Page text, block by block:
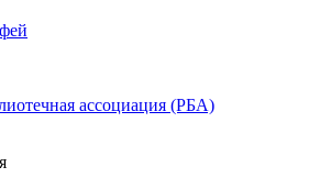
ассоциация (РБА)